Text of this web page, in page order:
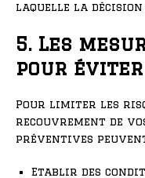
laquelle la
5. Les
pour éviter
Pour limiter les
recouvrement de
préventives
Etablir des